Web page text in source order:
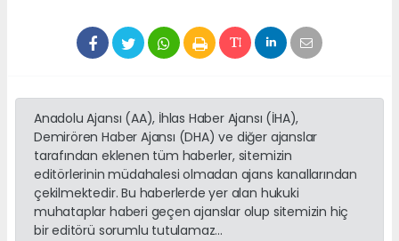
Anadolu Ajansı (AA), İhlas Haber Ajansı (İHA),
Demirören Haber Ajansı (DHA) ve diğer ajanslar
tarafından eklenen tüm haberler, sitemizin
editörlerinin müdahalesi olmadan ajans kanallarından
çekilmektedir. Bu haberlerde yer alan hukuki
muhataplar haberi geçen ajanslar olup sitemizin hiç
bir editörü sorumlu tutulamaz...